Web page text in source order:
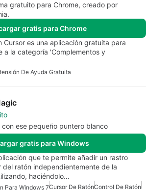
gratuito para Chrome, creado por
gratis para Chrome
Cursor es una aplicación gratuita para
a la categoría 'Complementos y
De Ayuda Gratuita
con ese pequeño puntero blanco
gratis para Windows
que te permite añadir un rastro
del ratón independientemente de la
haciéndolo…
Para Windows 7Cursor De RatónControl De Ratón